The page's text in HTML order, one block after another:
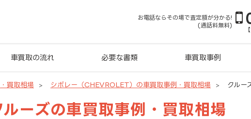
お電話ならその場で査定額が分かる!
(通話料無料)
車買取の流れ 必要な書類 車買取事例
買取相場 シボレー（CHEVROLET）の車買取事例・買取相場 クルー
ーズの車買取事例・買取相場